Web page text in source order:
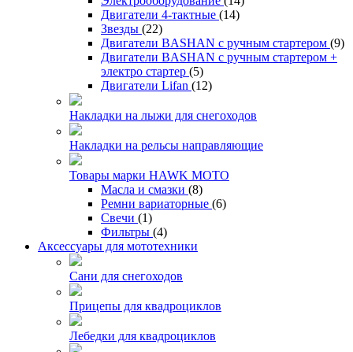
Двигатели 4-тактные (14)
Звезды (22)
Двигатели BASHAN с ручным стартером (9)
Двигатели BASHAN с ручным стартером +
электро стартер (5)
Двигатели Lifan (12)
Накладки на лыжи для снегоходов
Накладки на рельсы направляющие
Товары марки HAWK MOTO
Масла и смазки (8)
Ремни вариаторные (6)
Свечи (1)
Фильтры (4)
Аксессуары для мототехники
Сани для снегоходов
Прицепы для квадроциклов
Лебедки для квадроциклов